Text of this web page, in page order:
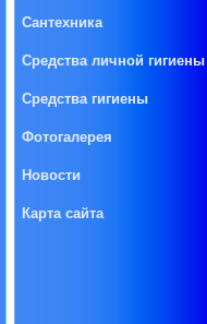
Сантехника
Средства личной гигиены
Средства гигиены
Фотогалерея
Новости
Карта сайта